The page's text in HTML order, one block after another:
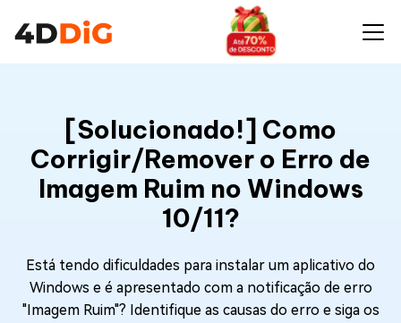
[Solucionado!] Como
Corrigir/Remover o Erro de
Imagem Ruim no Windows
10/11?
Está tendo dificuldades para instalar um aplicativo do
Windows e é apresentado com a notificação de erro
"Imagem Ruim"? Identifique as causas do erro e siga os